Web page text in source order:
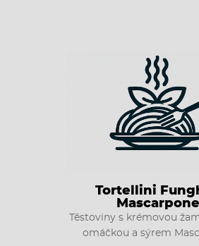
Tortellini
Mascarpone
Těstoviny s krémovou
omáčkou a sýrem